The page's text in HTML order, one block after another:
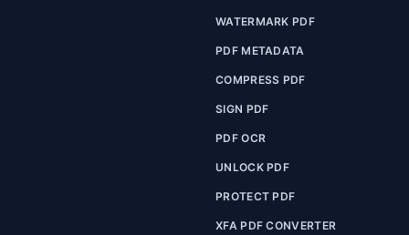
WATERMARK PDF
PDF METADATA
COMPRESS PDF
SIGN PDF
PDF OCR
UNLOCK PDF
PROTECT PDF
XFA PDF CONVERTER